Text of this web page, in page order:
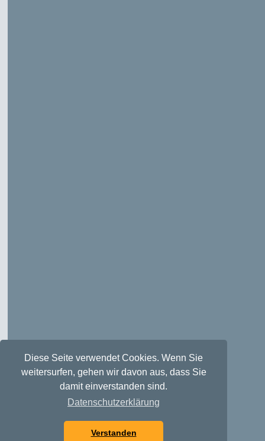
Diese Seite verwendet Cookies. Wenn Sie
weitersurfen, gehen wir davon aus, dass Sie
damit einverstanden sind.
Datenschutzerklärung
Verstanden